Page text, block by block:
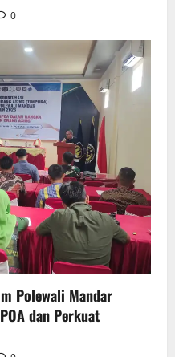
0
Polewali Mandar
dan Perkuat